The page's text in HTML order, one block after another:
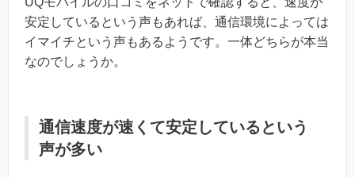
安定しているという声もあれば、通信環境によっては
イマイチという声もあるようです。一体どちらが本当
なのでしょうか。
通信速度が速くて安定しているという
声が多い